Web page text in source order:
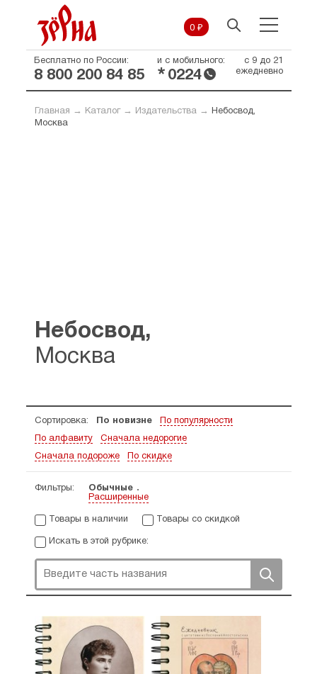
0 ₽
Бесплатно по России:
8 800 200 84 85
и с мобильного:
* 0224
с 9 до 21
ежедневно
Главная → Каталог→ Издательства→
Небосвод,
Москва
Небосвод,
Москва
Сортировка: По новизне По популярности
По алфавиту Сначала недорогие
Сначала подороже По скидке
Фильтры:
Обычные
Расширенные
Товары в наличии Товары со скидкой
Искать в этой рубрике: